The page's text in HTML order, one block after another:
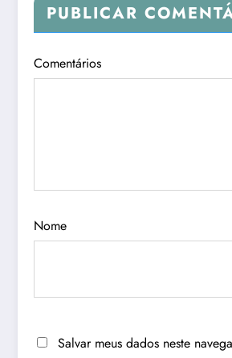
PUBLICAR
Comentários
Nome
Salvar meus dados neste